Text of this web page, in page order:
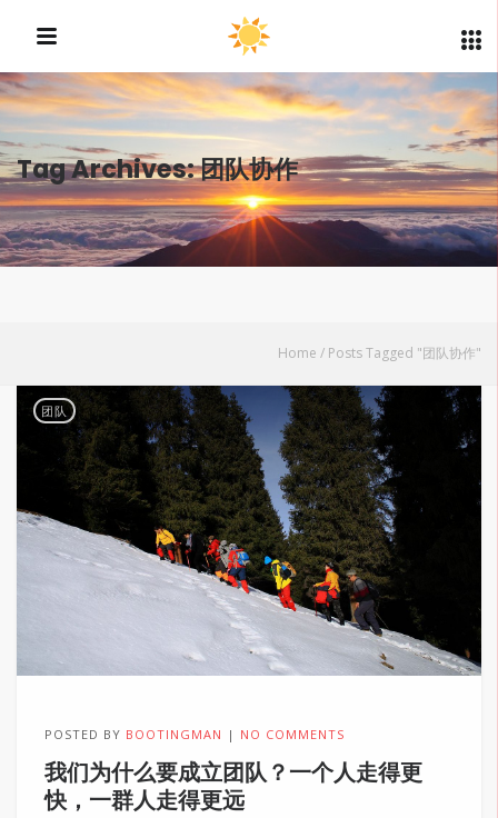
Tag Archives: 团队协作
Home / Posts Tagged "团队协作"
团队
POSTED BY BOOTINGMAN NO COMMENTS
我们为什么要成立团队？一个人走得更
快，一群人走得更远